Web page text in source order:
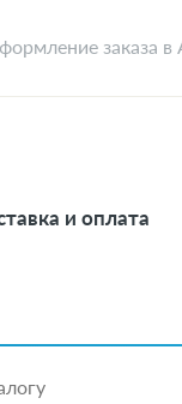
заказа в
и оплата